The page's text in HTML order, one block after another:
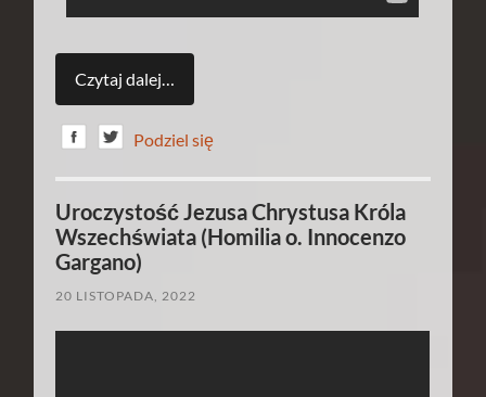
Czytaj dalej…
Podziel się
Uroczystość Jezusa Chrystusa Króla
Wszechświata (Homilia o. Innocenzo
Gargano)
20 LISTOPADA, 2022